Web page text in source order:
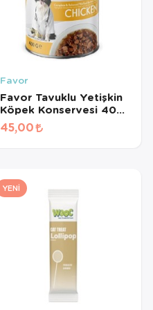
Favor
Favor Tavuklu Yetişkin
Köpek Konservesi 400
Gr
45,00
YENI